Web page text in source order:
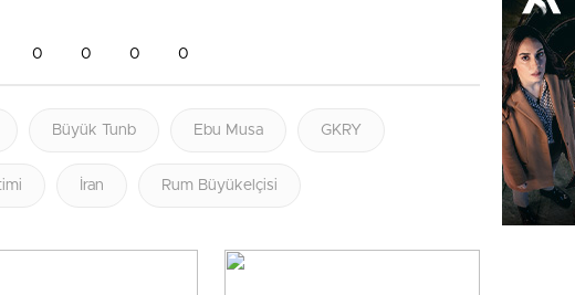
0 0 0 0
Büyük Tunb Ebu Musa GKRY
İran Rum Büyükelçisi